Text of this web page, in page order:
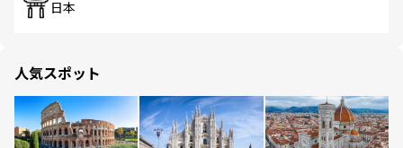
日本
人気スポット